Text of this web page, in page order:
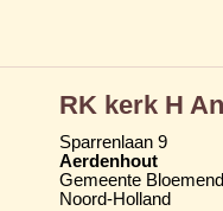
RK kerk H
Sparrenlaan 9
Aerdenhout
Gemeente
Noord-Holland